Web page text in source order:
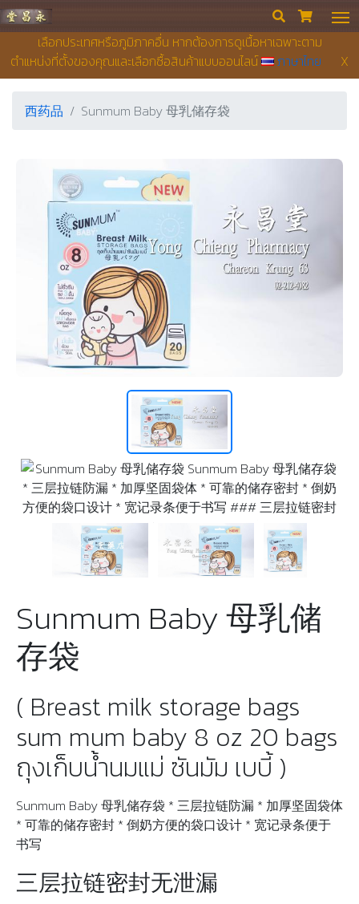
เลือกประเทศหรือภูมิภาคอื่น หากต้องการดูเนื้อหาเฉพาะตาม
ตำแหน่งที่ตั้งของคุณและเลือกซื้อสินค้าแบบออนไลน์
ภาษาไทย X
永昌堂药店  
西药品 Sunmum Baby 母乳储存袋
Sunmum Baby 母乳储
存袋
( Breast milk storage bags
sum mum baby 8 oz 20 bags
ถุงเก็บน้ำนมแม่ ซันมัม เบบี้ )
Sunmum Baby 母乳储存袋 * ​三层拉链防漏 * 加厚坚固袋体
* 可靠的储存密封 * 倒奶方便的袋口设计 * 宽记录条便于
书写
三层拉链密封无泄漏